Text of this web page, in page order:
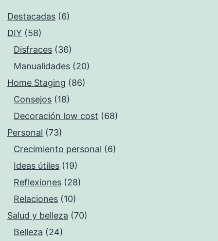
Destacadas (6)
DIY (58)
Disfraces (36)
Manualidades (20)
Home Staging (86)
Consejos (18)
Decoración low cost (68)
Personal (73)
Crecimiento personal (6)
Ideas útiles (19)
Reflexiones (28)
Relaciones (10)
Salud y belleza (70)
Belleza (24)